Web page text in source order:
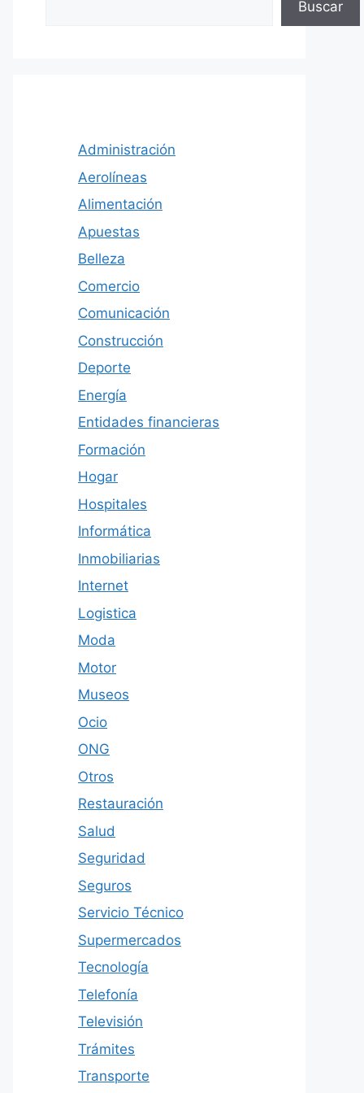
Buscar
Administración
Aerolíneas
Alimentación
Apuestas
Belleza
Comercio
Comunicación
Construcción
Deporte
Energía
Entidades financieras
Formación
Hogar
Hospitales
Informática
Inmobiliarias
Internet
Logistica
Moda
Motor
Museos
Ocio
ONG
Otros
Restauración
Salud
Seguridad
Seguros
Servicio Técnico
Supermercados
Tecnología
Telefonía
Televisión
Trámites
Transporte